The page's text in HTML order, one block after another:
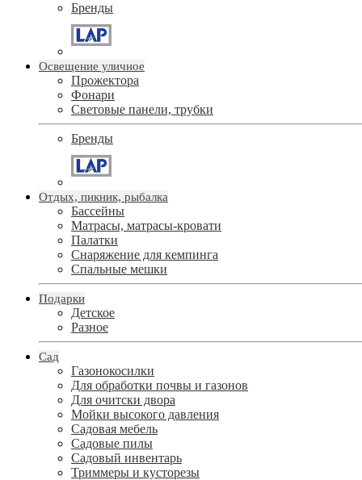
Бренды
Освещение уличное
Прожектора
Фонари
Световые панели, трубки
Бренды
Отдых, пикник, рыбалка
Бассейны
Матрасы, матрасы-кровати
Палатки
Снаряжение для кемпинга
Спальные мешки
Подарки
Детское
Разное
Сад
Газонокосилки
Для обработки почвы и газонов
Для очитски двора
Мойки высокого давления
Садовая мебель
Садовые пилы
Садовый инвентарь
Триммеры и кусторезы